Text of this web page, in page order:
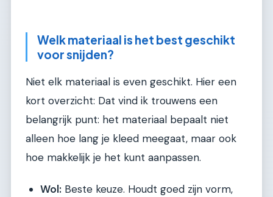
Welk materiaal is het best geschikt
voor snijden?
Niet elk materiaal is even geschikt. Hier een
kort overzicht: Dat vind ik trouwens een
belangrijk punt: het materiaal bepaalt niet
alleen hoe lang je kleed meegaat, maar ook
hoe makkelijk je het kunt aanpassen.
Wol: Beste keuze. Houdt goed zijn vorm,